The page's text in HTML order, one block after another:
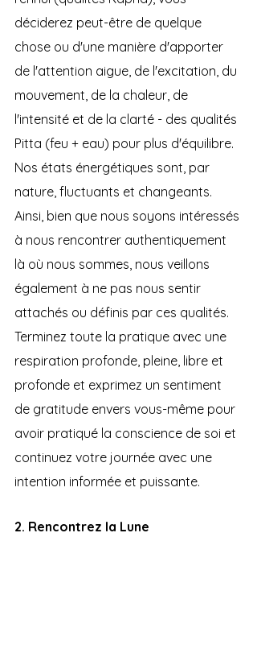
déciderez peut-être de quelque
chose ou d'une manière d'apporter
de l'attention aigue, de l'excitation, du
mouvement, de la chaleur, de
l'intensité et de la clarté - des qualités
Pitta (feu + eau) pour plus d'équilibre.
Nos états énergétiques sont, par
nature, fluctuants et changeants.
Ainsi, bien que nous soyons intéressés
à nous rencontrer authentiquement
là où nous sommes, nous veillons
également à ne pas nous sentir
attachés ou définis par ces qualités.
Terminez toute la pratique avec une
respiration profonde, pleine, libre et
profonde et exprimez un sentiment
de gratitude envers vous-même pour
avoir pratiqué la conscience de soi et
continuez votre journée avec une
intention informée et puissante.
2. Rencontrez la Lune